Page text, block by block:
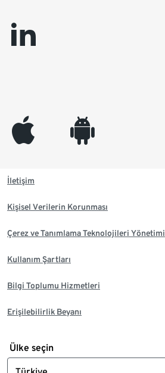
linkedin
appleinc android
İletişim
Kişisel Verilerin Korunması
Çerez ve Tanımlama Teknolojileri Yönetimi
Kullanım Şartları
Bilgi Toplumu Hizmetleri
Erişilebilirlik Beyanı
Ülke seçin